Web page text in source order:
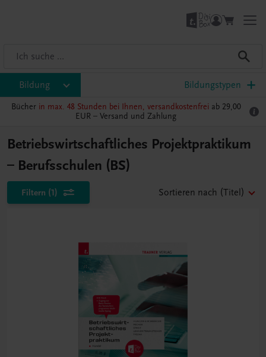
Bildung Bildungstypen
Bücher in max. 48 Stunden bei Ihnen, versandkostenfrei ab 29,00
EUR – Versand und Zahlung
Betriebswirtschaftliches Projektpraktikum
– Berufsschulen (BS)
Filtern (1) Sortieren nach (Titel)